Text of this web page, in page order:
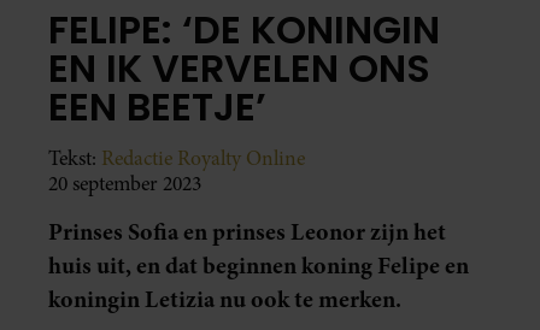
FELIPE: ‘DE KONINGIN
EN IK VERVELEN ONS
EEN BEETJE’
Tekst: Redactie Royalty Online
20 september 2023
Prinses Sofia en prinses Leonor zijn het
huis uit, en dat beginnen koning Felipe en
koningin Letizia nu ook te merken.